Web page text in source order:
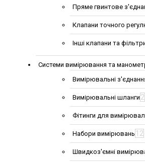
Пряме гвинтове
Клапани точного
Інші клапани та
Системи вимірювання та
Вимірювальні
Вимірювальні шланги 2
Фітинги для
Набори вимірювань 12
Швидкоз'ємні